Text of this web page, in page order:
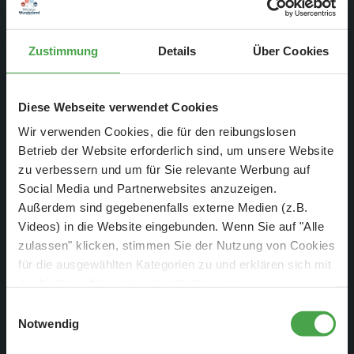
Zustimmung Details Über Cookies
Diese Webseite verwendet Cookies
Wir verwenden Cookies, die für den reibungslosen
Betrieb der Website erforderlich sind, um unsere Website
zu verbessern und um für Sie relevante Werbung auf
Social Media und Partnerwebsites anzuzeigen.
Außerdem sind gegebenenfalls externe Medien (z.B.
Videos) in die Website eingebunden. Wenn Sie auf "Alle
zulassen" klicken, stimmen Sie der Nutzung von Cookies
für die ausgewählten Kategorien zu und erklären sich mit
diese Einstellungen jederzeit über die Schaltfläche
Notwendig
… die Fenster eingebaut werden.